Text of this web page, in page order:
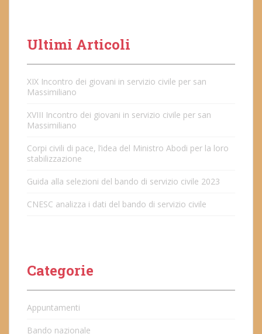
Ultimi Articoli
XIX Incontro dei giovani in servizio civile per san
Massimiliano
XVIII Incontro dei giovani in servizio civile per san
Massimiliano
Corpi civili di pace, l’idea del Ministro Abodi per la loro
stabilizzazione
Guida alla selezioni del bando di servizio civile 2023
CNESC analizza i dati del bando di servizio civile
Categorie
Appuntamenti
Bando nazionale